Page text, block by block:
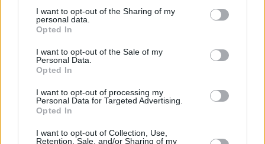
de su consentimiento, pero usted tiene el derecho de
rechazar tal procesamiento. Sus preferencias se aplicarán
cualquier momento entrando de nuevo en este sitio web o
visitando nuestra política de privacidad.
I want to opt-out of the Sharing of my
personal data.
Opted In
I want to opt-out of the Sale of my
Personal Data.
Opted In
I want to opt-out of processing my
Personal Data for Targeted Advertising.
Opted In
I want to opt-out of Collection, Use,
Retention, Sale, and/or Sharing of my